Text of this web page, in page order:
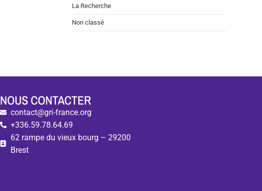
La Recherche
Non classé
NOUS CONTACTER
contact@gri-france.org
+336.59.78.64.69
62 rampe du vieux bourg – 29200
Brest